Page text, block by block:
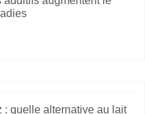
: quelle alternative au lait